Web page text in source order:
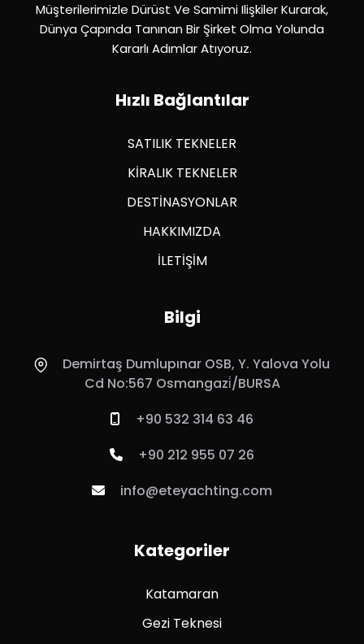
Müşterilerimizle Dürüst Ve Samimi Ilişkiler Kurarak,
Dünya Çapında Tanınan Bir Şirket Olma Yolunda
Kararlı Adımlar Atıyoruz.
Hızlı Bağlantılar
SATILIK TEKNELER
KİRALIK TEKNELER
DESTİNASYONLAR
HAKKIMIZDA
İLETİŞİM
Bilgi
Demirtaş Dumlupınar OSB, Y. Yalova Yolu
Cd No:567 Osmangazi̇/BURSA
+90 532 314 63 46
+90 212 955 07 26
info@eteyachting.com
Kategoriler
Katamaran
Gezi Teknesi